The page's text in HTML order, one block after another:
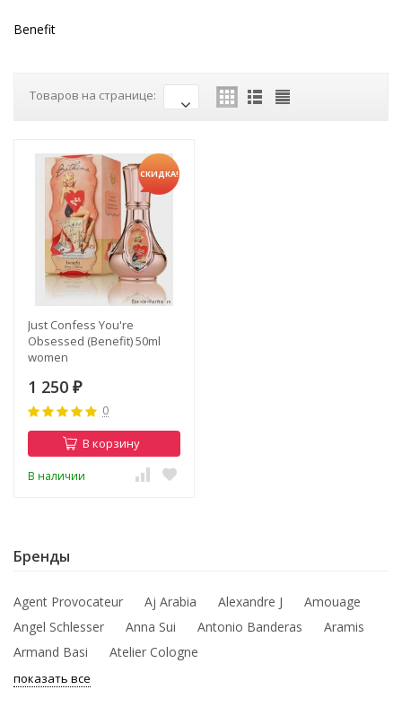
Benefit
Товаров на странице:
СКИДКА!
Just Confess You're
Obsessed (Benefit) 50ml
women
1 250 ₽
0
В корзину
В наличии
Бренды
Agent Provocateur Aj Arabia Alexandre J
Amouage
Angel Schlesser
Anna Sui Antonio Banderas
Aramis
Armand Basi
Atelier Cologne
показать все